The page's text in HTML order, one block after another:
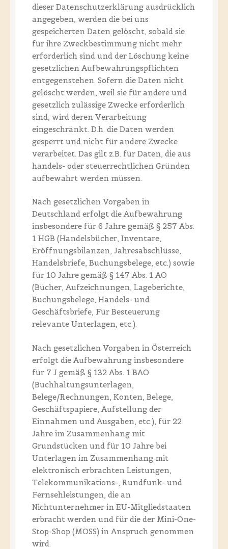
dieser Datenschutzerklärung ausdrücklich
angegeben, werden die bei uns
gespeicherten Daten gelöscht, sobald sie
für ihre Zweckbestimmung nicht mehr
erforderlich sind und der Löschung keine
gesetzlichen Aufbewahrungspflichten
entgegenstehen. Sofern die Daten nicht
gelöscht werden, weil sie für andere und
gesetzlich zulässige Zwecke erforderlich
sind, wird deren Verarbeitung
eingeschränkt. D.h. die Daten werden
gesperrt und nicht für andere Zwecke
verarbeitet. Das gilt z.B. für Daten, die aus
handels- oder steuerrechtlichen Gründen
aufbewahrt werden müssen.
Nach gesetzlichen Vorgaben in
Deutschland erfolgt die Aufbewahrung
insbesondere für 6 Jahre gemäß § 257 Abs.
1 HGB (Handelsbücher, Inventare,
Eröffnungsbilanzen, Jahresabschlüsse,
Handelsbriefe, Buchungsbelege, etc.) sowie
für 10 Jahre gemäß § 147 Abs. 1 AO
(Bücher, Aufzeichnungen, Lageberichte,
Buchungsbelege, Handels- und
Geschäftsbriefe, Für Besteuerung
relevante Unterlagen, etc.).
Nach gesetzlichen Vorgaben in Österreich
erfolgt die Aufbewahrung insbesondere
für 7 J gemäß § 132 Abs. 1 BAO
(Buchhaltungsunterlagen,
Belege/Rechnungen, Konten, Belege,
Geschäftspapiere, Aufstellung der
Einnahmen und Ausgaben, etc.), für 22
Jahre im Zusammenhang mit
Grundstücken und für 10 Jahre bei
Unterlagen im Zusammenhang mit
elektronisch erbrachten Leistungen,
Telekommunikations-, Rundfunk- und
Fernsehleistungen, die an
Nichtunternehmer in EU-Mitgliedstaaten
erbracht werden und für die der Mini-One-
Stop-Shop (MOSS) in Anspruch genommen
wird.